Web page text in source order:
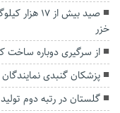
صید بیش از
خزر
از سرگیری دوباره ساخت
پزشکان گنبدی
گلستان در رتبه دوم